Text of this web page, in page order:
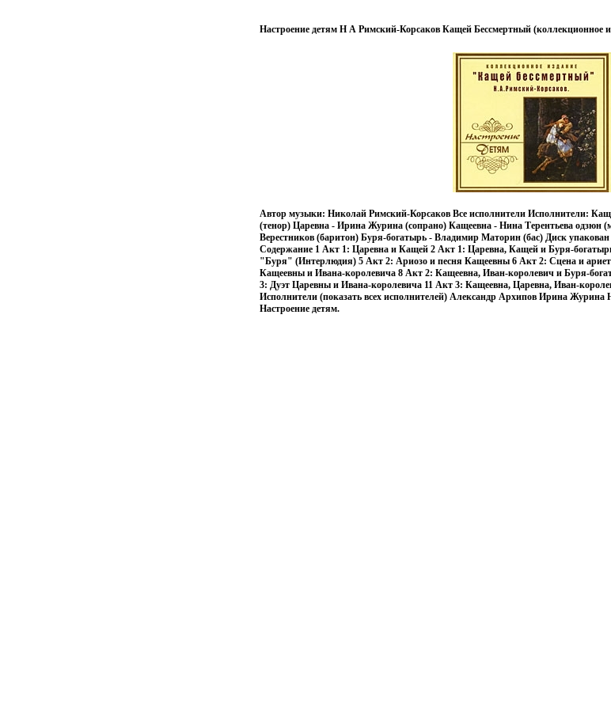
Настроение детям Н А Римский-Корсаков Кащей Бессмертный (коллекционное
Автор музыки: Николай Римский-Корсаков Все исполнители Исполнители:
(тенор) Царевна - Ирина Журина (сопрано) Кащеевна - Нина Терентьева одзюн
Верестников (баритон) Буря-богатырь - Владимир Маторин (бас) Диск
Содержание 1 Акт 1: Царевна и Кащей 2 Акт 1: Царевна, Кащей и Буря-
"Буря" (Интерлюдия) 5 Акт 2: Ариозо и песня Кащеевны 6 Акт 2: Сцена и
Кащеевны и Ивана-королевича 8 Акт 2: Кащеевна, Иван-королевич и Буря-
3: Дуэт Царевны и Ивана-королевича 11 Акт 3: Кащеевна, Царевна, Иван-
Исполнители (показать всех исполнителей) Александр Архипов Ирина Журина
Настроение детям.